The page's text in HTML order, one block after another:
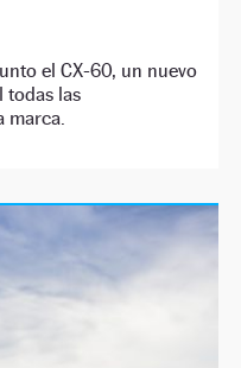
el CX-60, un nuevo
todas las
marca.